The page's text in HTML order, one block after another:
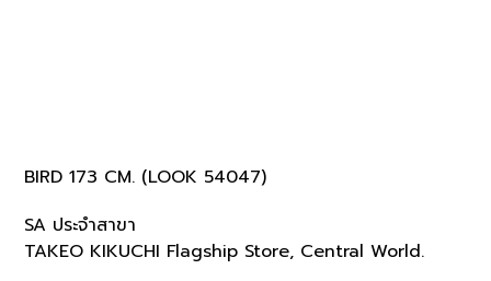
BIRD 173 CM. (LOOK 54047)
SA ประจำสาขา
TAKEO KIKUCHI Flagship Store, Central World.